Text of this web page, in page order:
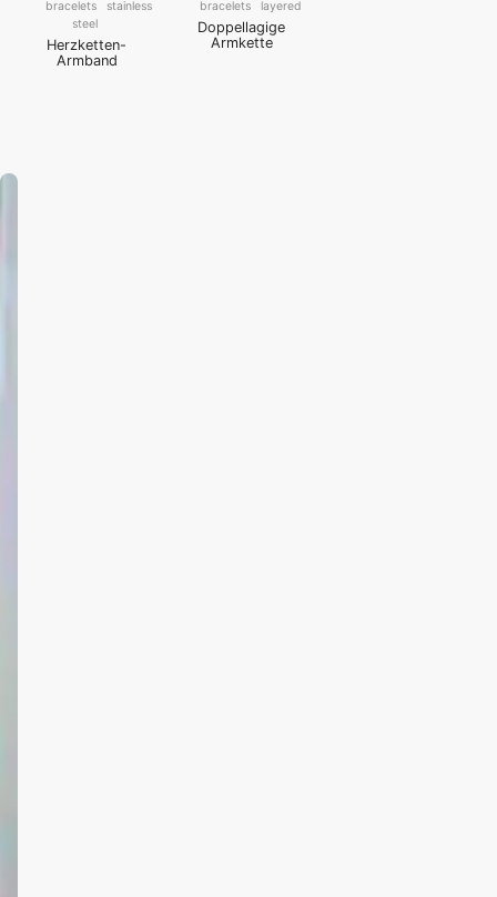
bracelets
stainless
steel
Herzketten-
Armband
bracelets layered
Doppellagige
Armkette